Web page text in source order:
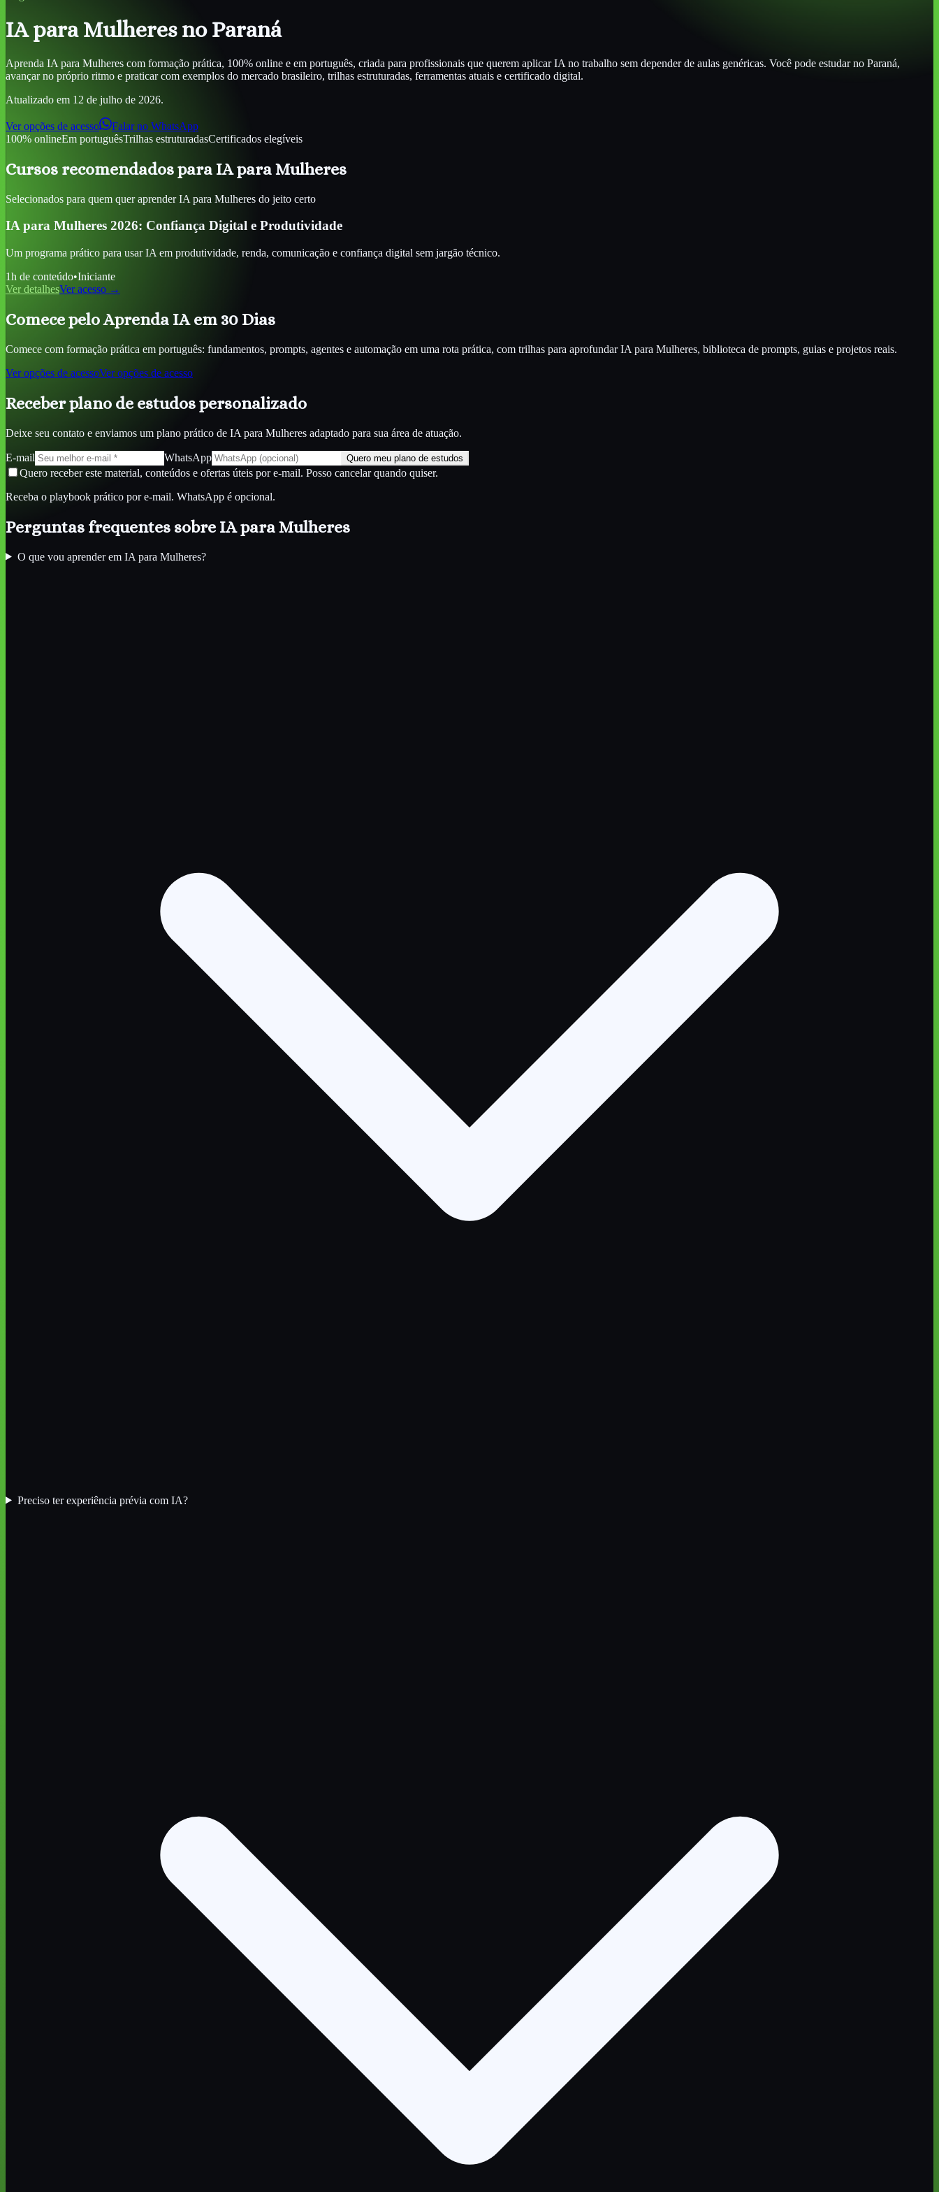
IA para Mulheres no Paraná
Aprenda IA para Mulheres com formação prática, 100% online e em português, criada para profissionais que querem aplicar IA no trabalho sem depender de aulas genéricas. Você pode estudarno Paraná,
avançar no próprio ritmo e praticar com exemplos do mercado brasileiro, trilhas estruturadas, ferramentas atuais e certificado digital.
Atualizado em 12 de julho de 2026.
Ver opções de acesso
Falar no WhatsApp
100% onlineEm portuguêsTrilhas estruturadasCertificados elegíveis
Cursos recomendados para IA para Mulheres
Selecionados para quem quer aprenderIA para Mulheres do jeito certo
IA para Mulheres 2026: Confiança Digital e Produtividade
Um programa prático para usar IA em produtividade, renda, comunicação e confiança digital sem jargão técnico.
1h de conteúdo•Iniciante
Ver detalhesVer acesso →
Comece pelo Aprenda IA em 30 Dias
Comece com formação prática em português: fundamentos, prompts, agentes e automação em uma rota prática, com trilhas para aprofundarIA para Mulheres, biblioteca de prompts, guias e projetos reais.
Ver opções de acessoVer opções de acesso
Receber plano de estudos personalizado
Deixe seu contato e enviamos um plano prático de IA para Mulheres adaptado para sua área de atuação.
E-mail WhatsApp Quero meu plano de estudos
Quero receber este material, conteúdos e ofertas úteis por e-mail. Posso cancelar quando quiser.
Receba o playbook prático por e-mail. WhatsApp é opcional.
Perguntas frequentes sobre IA para Mulheres
O que vou aprender em IA para Mulheres?
Preciso ter experiência prévia com IA?